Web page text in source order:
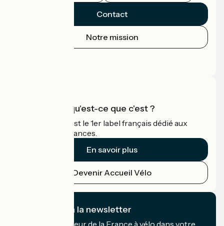
Contact
Notre mission
Accueil Vélo qu'est-ce que c'est ?
Accueil Vélo c'est le 1er label français dédié aux
cyclistes en vacances.
En savoir plus
Devenir Accueil Vélo
Je m'abonne à la newsletter
Recevez le meilleur de la France à vélo dans votre